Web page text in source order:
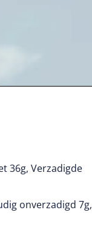
36g, Verzadigde
onverzadigd 7g,